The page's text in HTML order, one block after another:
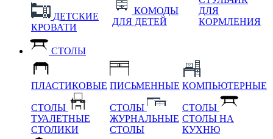
ДЕТСКИЕ
КРОВАТИ
КОМОДЫ
ДЛЯ ДЕТЕЙ
ДЛЯ
КОРМЛЕНИЯ
СТОЛЫ
ПЛАСТИКОВЫЕ
СТОЛЫ
ТУАЛЕТНЫЕ
СТОЛИКИ
ПИСЬМЕННЫЕ
СТОЛЫ
ЖУРНАЛЬНЫЕ
СТОЛЫ
КОМПЬЮТЕРНЫЕ
СТОЛЫ
СТОЛЫ НА
КУХНЮ